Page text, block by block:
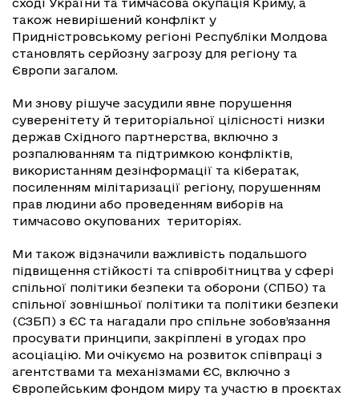
також невирішений конфлікт у
Придністровському регіоні Республіки Молдова
становлять серйозну загрозу для регіону та
Європи загалом.
Ми знову рішуче засудили явне порушення
суверенітету й територіальної цілісності низки
держав Східного партнерства, включно з
розпалюванням та підтримкою конфліктів,
використанням дезінформації та кібератак,
посиленням мілітаризації регіону, порушенням
прав людини або проведенням виборів на
тимчасово окупованих територіях.
Ми також відзначили важливість подальшого
підвищення стійкості та співробітництва у сфері
спільної політики безпеки та оборони (СПБО) та
спільної зовнішньої політики та політики безпеки
(СЗБП) з ЄС та нагадали про спільне зобов’язання
просувати принципи, закріплені в угодах про
асоціацію. Ми очікуємо на розвиток співпраці з
агентствами та механізмами ЄС, включно з
Європейським фондом миру та участю в проєктах